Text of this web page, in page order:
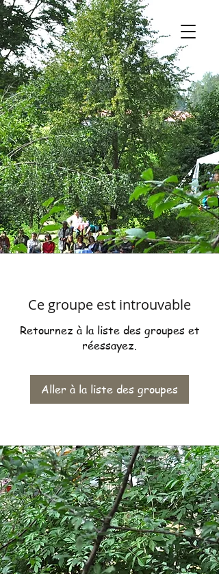
Ce groupe est introuvable
Retournez à la liste des groupes et
réessayez.
Aller à la liste des groupes